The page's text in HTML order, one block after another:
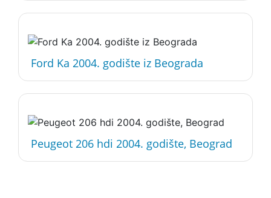
Ford Ka 2004. godište iz Beograda
Peugeot 206 hdi 2004. godište, Beograd